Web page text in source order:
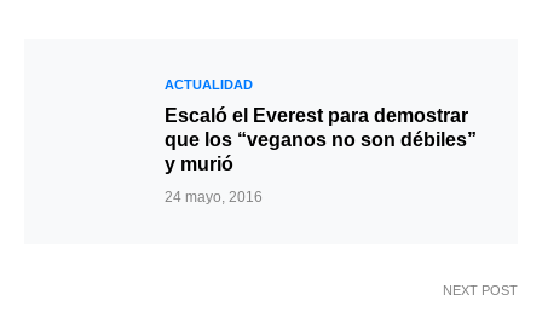
ACTUALIDAD
Escaló el Everest para demostrar
que los “veganos no son débiles”
y murió
24 mayo, 2016
NEXT POST